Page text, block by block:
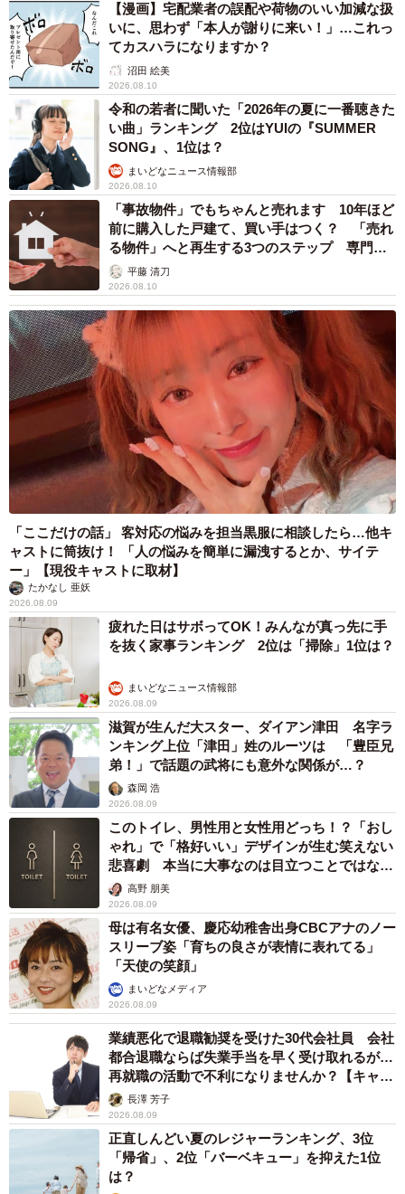
【漫画】宅配業者の誤配や荷物のいい加減な扱
いに、思わず「本人が謝りに来い！」…これっ
てカスハラになりますか？
沼田 絵美
2026.08.10
令和の若者に聞いた「2026年の夏に一番聴きた
い曲」ランキング 2位はYUIの『SUMMER
SONG』、1位は？
まいどなニュース情報部
2026.08.10
「事故物件」でもちゃんと売れます 10年ほど
前に購入した戸建て、買い手はつく？ 「売れ
る物件」へと再生する3つのステップ 専門家
が解説平藤 清刀
2026.08.10
「ここだけの話」 客対応の悩みを担当黒服に相談したら…他キ
ャストに筒抜け！ 「人の悩みを簡単に漏洩するとか、サイテ
ー」【現役キャストに取材】
たかなし 亜妖
2026.08.09
疲れた日はサボってOK！みんなが真っ先に手
を抜く家事ランキング 2位は「掃除」1位は？
まいどなニュース情報部
2026.08.09
滋賀が生んだ大スター、ダイアン津田 名字ラ
ンキング上位「津田」姓のルーツは 「豊臣兄
弟！」で話題の武将にも意外な関係が…？
森岡 浩
2026.08.09
このトイレ、男性用と女性用どっち！？「おし
ゃれ」で「格好いい」デザインが生む笑えない
悲喜劇 本当に大事なのは目立つことではな
く…高野 朋美
2026.08.09
母は有名女優、慶応幼稚舎出身CBCアナのノー
スリーブ姿「育ちの良さが表情に表れてる」
「天使の笑顔」
まいどなメディア
2026.08.09
業績悪化で退職勧奨を受けた30代会社員 会社
都合退職ならば失業手当を早く受け取れるが…
再就職の活動で不利になりませんか？【キャリ
アカウンセラーが解説】
長澤 芳子
2026.08.09
正直しんどい夏のレジャーランキング、3位
「帰省」、2位「バーベキュー」を抑えた1位
は？